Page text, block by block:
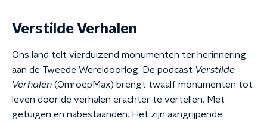
Verstilde Verhalen
Ons land telt vierduizend monumenten ter herinnering
aan de Tweede Wereldoorlog. De podcast Verstilde
Verhalen (OmroepMax) brengt twaalf monumenten tot
leven door de verhalen erachter te vertellen. Met
getuigen en nabestaanden. Het zijn aangrijpende